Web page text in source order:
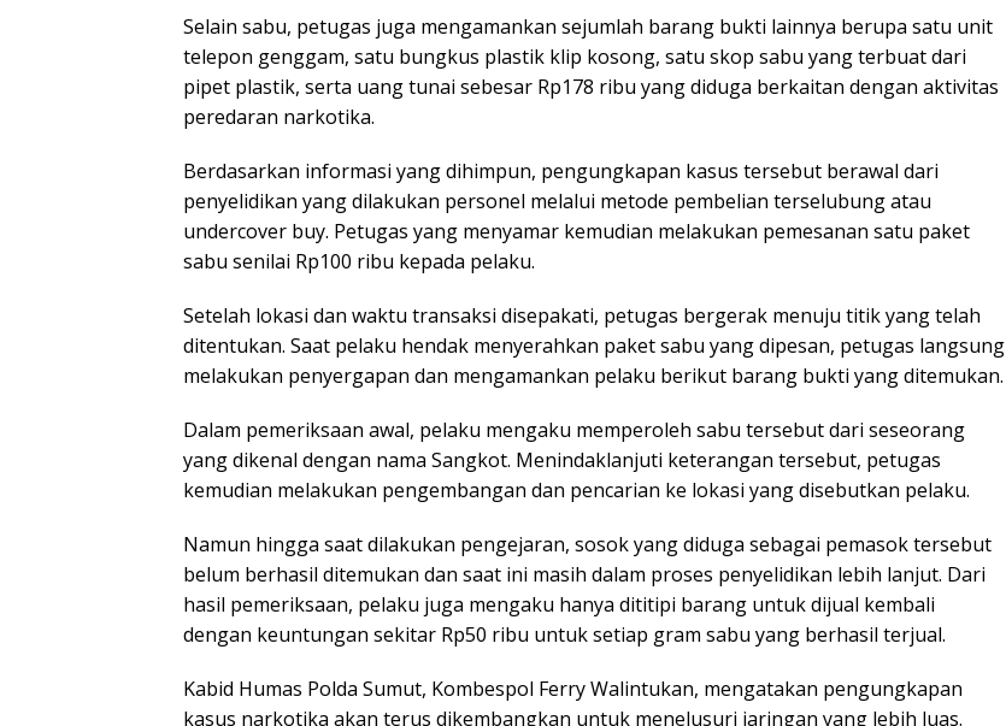
Selain sabu, petugas juga mengamankan sejumlah barang bukti lainnya berupa satu unit
telepon genggam, satu bungkus plastik klip kosong, satu skop sabu yang terbuat dari
pipet plastik, serta uang tunai sebesar Rp178 ribu yang diduga berkaitan dengan aktivitas
peredaran narkotika.
Berdasarkan informasi yang dihimpun, pengungkapan kasus tersebut berawal dari
penyelidikan yang dilakukan personel melalui metode pembelian terselubung atau
undercover buy. Petugas yang menyamar kemudian melakukan pemesanan satu paket
sabu senilai Rp100 ribu kepada pelaku.
Setelah lokasi dan waktu transaksi disepakati, petugas bergerak menuju titik yang telah
ditentukan. Saat pelaku hendak menyerahkan paket sabu yang dipesan, petugas langsung
melakukan penyergapan dan mengamankan pelaku berikut barang bukti yang ditemukan.
Dalam pemeriksaan awal, pelaku mengaku memperoleh sabu tersebut dari seseorang
yang dikenal dengan nama Sangkot. Menindaklanjuti keterangan tersebut, petugas
kemudian melakukan pengembangan dan pencarian ke lokasi yang disebutkan pelaku.
Namun hingga saat dilakukan pengejaran, sosok yang diduga sebagai pemasok tersebut
belum berhasil ditemukan dan saat ini masih dalam proses penyelidikan lebih lanjut. Dari
hasil pemeriksaan, pelaku juga mengaku hanya dititipi barang untuk dijual kembali
dengan keuntungan sekitar Rp50 ribu untuk setiap gram sabu yang berhasil terjual.
Kabid Humas Polda Sumut, Kombespol Ferry Walintukan, mengatakan pengungkapan
kasus narkotika akan terus dikembangkan untuk menelusuri jaringan yang lebih luas.